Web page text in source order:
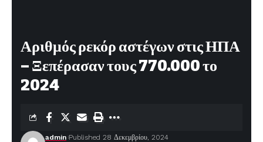
Αριθμός ρεκόρ αστέγων στις ΗΠΑ
– Ξεπέρασαν τους 770.000 το
2024
admin Published 28 Δεκεμβρίου, 2024